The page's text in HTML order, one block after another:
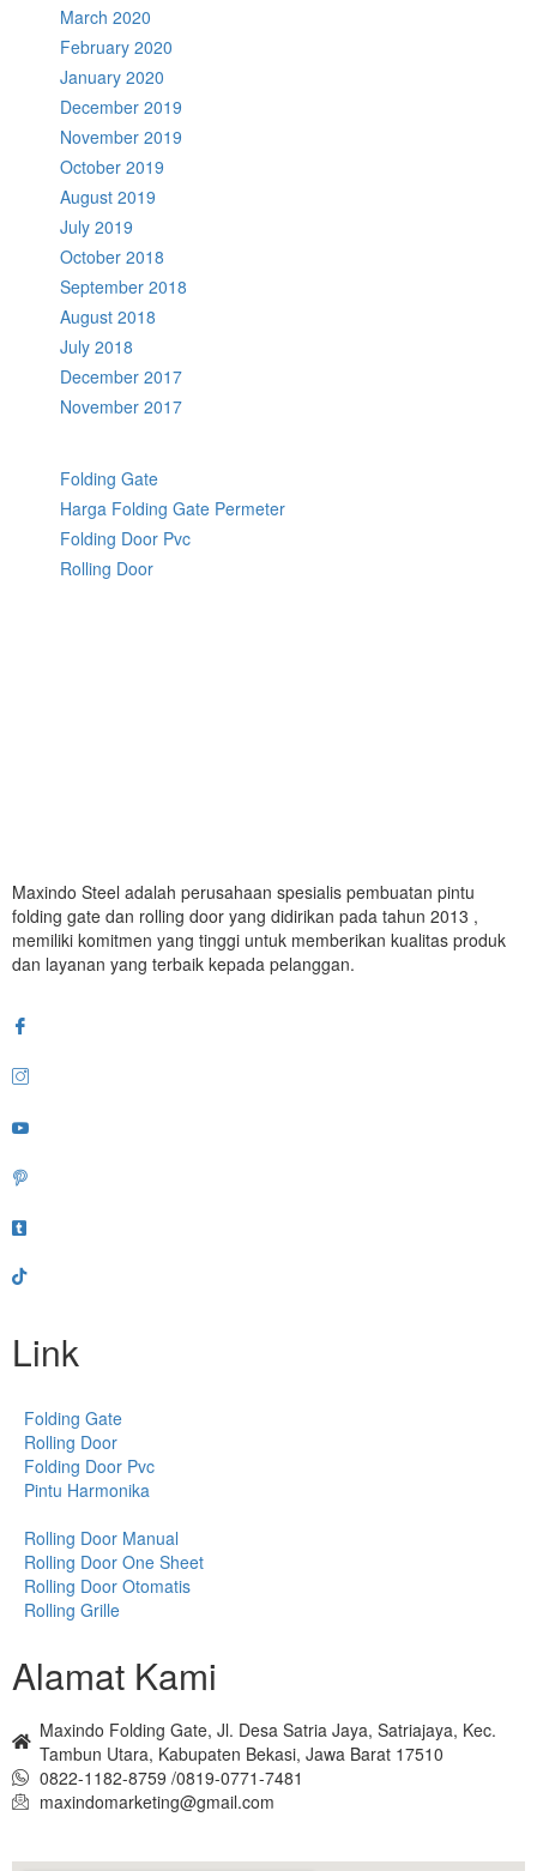
March 2020
February 2020
January 2020
December 2019
November 2019
October 2019
August 2019
July 2019
October 2018
September 2018
August 2018
July 2018
December 2017
November 2017
Folding Gate
Harga Folding Gate Permeter
Folding Door Pvc
Rolling Door
Maxindo Steel adalah perusahaan spesialis pembuatan pintu
folding gate dan rolling door yang didirikan pada tahun 2013 ,
memiliki komitmen yang tinggi untuk memberikan kualitas produk
dan layanan yang terbaik kepada pelanggan.
Link
Folding Gate
Rolling Door
Folding Door Pvc
Pintu Harmonika
Rolling Door Manual
Rolling Door One Sheet
Rolling Door Otomatis
Rolling Grille
Alamat Kami
Maxindo Folding Gate, Jl. Desa Satria Jaya, Satriajaya, Kec.
Tambun Utara, Kabupaten Bekasi, Jawa Barat 17510
0822-1182-8759 /0819-0771-7481
maxindomarketing@gmail.com